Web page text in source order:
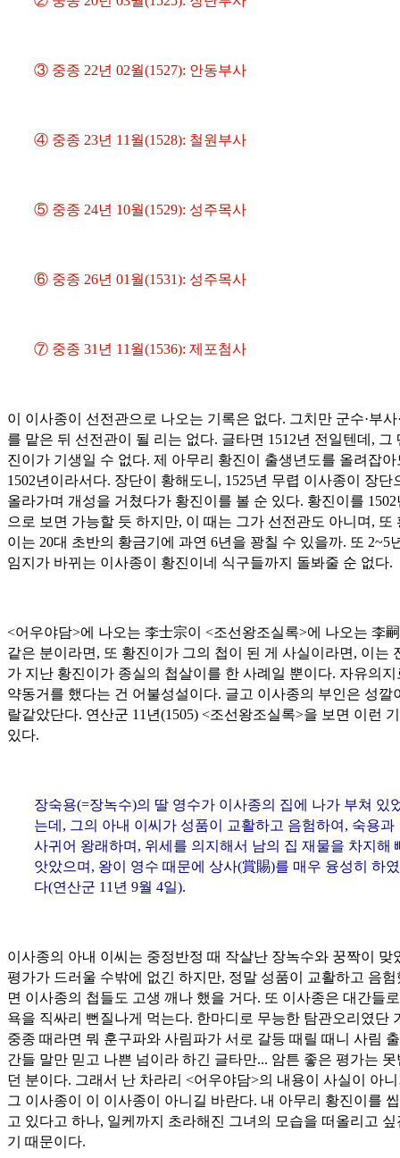
③ 중종 22년 02월(1527): 안동부사
④ 중종 23년 11월(1528): 철원부사
⑤ 중종 24년 10월(1529): 성주목사
⑥ 중종 26년 01월(1531): 성주목사
⑦ 중종 31년 11월(1536): 제포첨사
이 이사종이 선전관으로 나오는 기록은 없다. 그치만 군수·부사
를 맡은 뒤 선전관이 될 리는 없다. 글타면 1512년 전일텐데, 그
진이가 기생일 수 없다. 제 아무리 황진이 출생년도를 올려잡아
1502년이라서다. 장단이 황해도니, 1525년 무렵 이사종이 장단
올라가며 개성을 거쳤다가 황진이를 볼 순 있다. 황진이를 1502
으로 보면 가능할 듯 하지만, 이 때는 그가 선전관도 아니며, 또
이는 20대 초반의 황금기에 과연 6년을 꽝칠 수 있을까. 또 2~5
임지가 바뀌는 이사종이 황진이네 식구들까지 돌봐줄 순 없다.
<어우야담>에 나오는 李士宗이 <조선왕조실록>에 나오는 李
같은 분이라면, 또 황진이가 그의 첩이 된 게 사실이라면, 이는
가 지난 황진이가 종실의 첩살이를 한 사례일 뿐이다. 자유의지
약동거를 했다는 건 어불성설이다. 글고 이사종의 부인은 성깔
랄같았단다. 연산군 11년(1505) <조선왕조실록>을 보면 이런
있다.
장숙용(=장녹수)의 딸 영수가 이사종의 집에 나가 부쳐 있
는데, 그의 아내 이씨가 성품이 교활하고 음험하여, 숙용과
사귀어 왕래하며, 위세를 의지해서 남의 집 재물을 차지해
앗았으며, 왕이 영수 때문에 상사(賞賜)를 매우 융성히 하였
다(연산군 11년 9월 4일).
이사종의 아내 이씨는 중정반정 때 작살난 장녹수와 꿍짝이 맞
평가가 드러울 수밖에 없긴 하지만, 정말 성품이 교활하고 음험
면 이사종의 첩들도 고생 깨나 했을 거다. 또 이사종은 대간들
욕을 직싸리 뻔질나게 먹는다. 한마디로 무능한 탐관오리였단
중종 때라면 뭐 훈구파와 사림파가 서로 갈등 때릴 때니 사림
간들 말만 믿고 나쁜 넘이라 하긴 글타만... 암튼 좋은 평가는 못
던 분이다. 그래서 난 차라리 <어우야담>의 내용이 사실이 아
그 이사종이 이 이사종이 아니길 바란다. 내 아무리 황진이를
고 있다고 하나, 일케까지 초라해진 그녀의 모습을 떠올리고 싶
기 때문이다.